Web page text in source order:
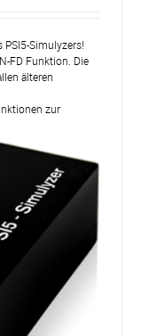
PSI5-Simulyzers!
FD Funktion. Die
älteren
zur